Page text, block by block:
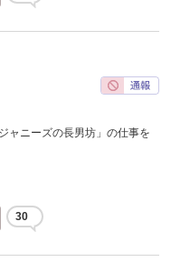
ャニーズの長男坊」の仕事を
30